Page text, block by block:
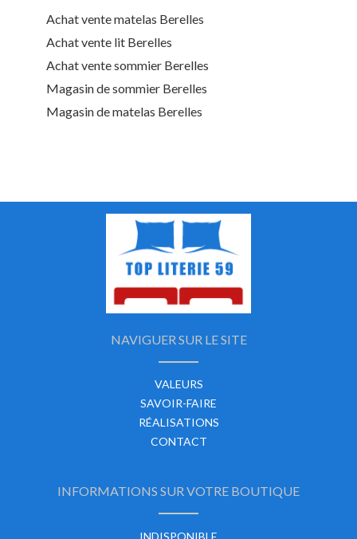
Achat vente matelas Berelles
Achat vente lit Berelles
Achat vente sommier Berelles
Magasin de sommier Berelles
Magasin de matelas Berelles
NAVIGUER SUR LE SITE
VALEURS
SAVOIR-FAIRE
RÉALISATIONS
CONTACT
INFORMATIONS SUR VOTRE BOUTIQUE
INDISPONIBLE